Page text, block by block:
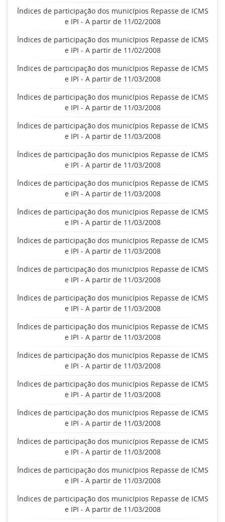
Índices de participação dos municípios Repasse de ICMS
e IPI - A partir de 11/02/2008
Índices de participação dos municípios Repasse de ICMS
e IPI - A partir de 11/02/2008
Índices de participação dos municípios Repasse de ICMS
e IPI - A partir de 11/03/2008
Índices de participação dos municípios Repasse de ICMS
e IPI - A partir de 11/03/2008
Índices de participação dos municípios Repasse de ICMS
e IPI - A partir de 11/03/2008
Índices de participação dos municípios Repasse de ICMS
e IPI - A partir de 11/03/2008
Índices de participação dos municípios Repasse de ICMS
e IPI - A partir de 11/03/2008
Índices de participação dos municípios Repasse de ICMS
e IPI - A partir de 11/03/2008
Índices de participação dos municípios Repasse de ICMS
e IPI - A partir de 11/03/2008
Índices de participação dos municípios Repasse de ICMS
e IPI - A partir de 11/03/2008
Índices de participação dos municípios Repasse de ICMS
e IPI - A partir de 11/03/2008
Índices de participação dos municípios Repasse de ICMS
e IPI - A partir de 11/03/2008
Índices de participação dos municípios Repasse de ICMS
e IPI - A partir de 11/03/2008
Índices de participação dos municípios Repasse de ICMS
e IPI - A partir de 11/03/2008
Índices de participação dos municípios Repasse de ICMS
e IPI - A partir de 11/03/2008
Índices de participação dos municípios Repasse de ICMS
e IPI - A partir de 11/03/2008
Índices de participação dos municípios Repasse de ICMS
e IPI - A partir de 11/03/2008
Índices de participação dos municípios Repasse de ICMS
e IPI - A partir de 11/03/2008